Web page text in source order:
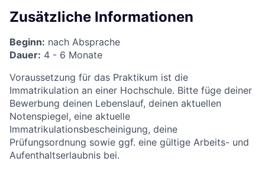
Zusätzliche Informationen
Beginn: nach Absprache
Dauer: 4 - 6 Monate
Voraussetzung für das Praktikum ist die
Immatrikulation an einer Hochschule. Bitte füge deiner
Bewerbung deinen Lebenslauf, deinen aktuellen
Notenspiegel, eine aktuelle
Immatrikulationsbescheinigung, deine
Prüfungsordnung sowie ggf. eine gültige Arbeits- und
Aufenthaltserlaubnis bei.